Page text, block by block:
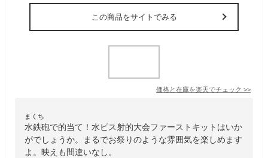
この商品をサイトでみる
価格と在庫を楽天でチェック >>
まくち
水鉄砲で的当て！水ピス射的大会ファーストキットはいか
がでしょうか。まるでお祭りのような雰囲気を楽しめます
よ。映えも間違いなし。